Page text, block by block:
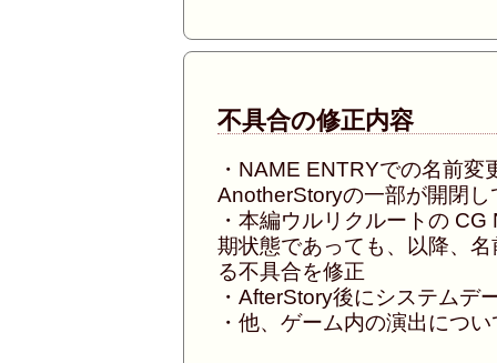
不具合の修正内容
・NAME ENTRYでの名前
AnotherStoryの一部が開閉
・本編ウルリクルートの
期状態であっても、以降、
る不具合を修正
・AfterStory後にシステムデ
・他、ゲーム内の演出につ